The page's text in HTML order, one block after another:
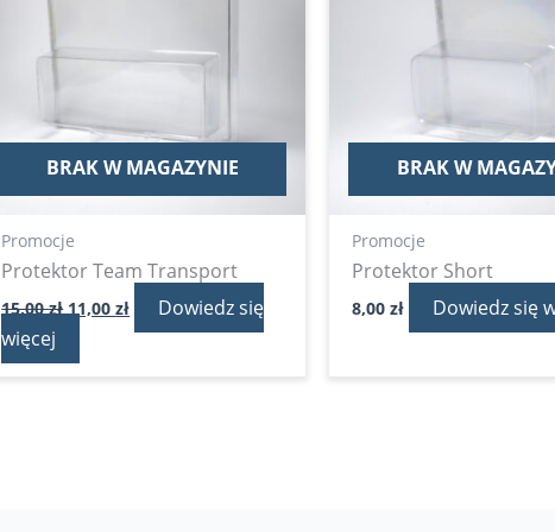
BRAK W MAGAZYNIE
Promocje
Protektor Team Transport
15,00zł 11,00zł
Dowiedz się
więcej
BRAK W
Promocje
Protektor Short
8,00zł Dowiedz się